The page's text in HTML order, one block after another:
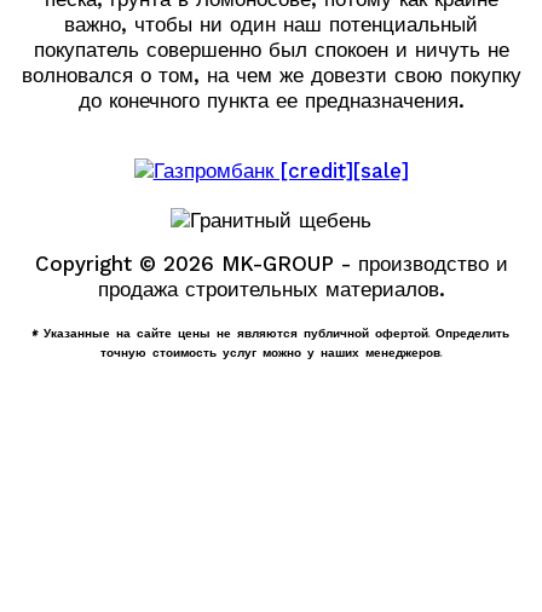
важно, чтобы ни один наш потенциальный
покупатель совершенно был спокоен и ничуть не
волновался о том, на чем же довезти свою покупку
до конечного пункта ее предназначения.
Copyright © 2026 MK-GROUP - производство и
продажа строительных материалов.
* Указанные на сайте цены не являются публичной офертой. Определить
точную стоимость услуг можно у наших менеджеров.